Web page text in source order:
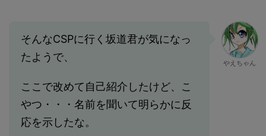
そんなCSPに行く坂道君が気になっ
たようで、
ここで改めて自己紹介したけど、こ
やつ・・・名前を聞いて明らかに反
応を示したな。
やえちゃん